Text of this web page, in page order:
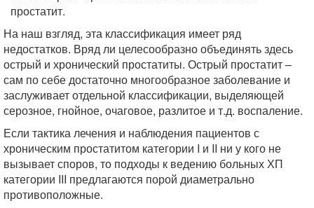
простатит.
На наш взгляд, эта классификация имеет ряд
недостатков. Вряд ли целесообразно объединять здесь
острый и хронический простатиты. Острый простатит –
сам по себе достаточно многообразное заболевание и
заслуживает отдельной классификации, выделяющей
серозное, гнойное, очаговое, разлитое и т.д. воспаление.
Если тактика лечения и наблюдения пациентов с
хроническим простатитом категории I и II ни у кого не
вызывает споров, то подходы к ведению больных ХП
категории III предлагаются порой диаметрально
противоположные.